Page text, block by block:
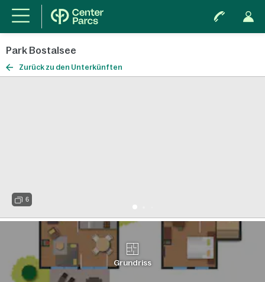
Park Bostalsee
Zurück zu den Unterkünften
6
Grundriss